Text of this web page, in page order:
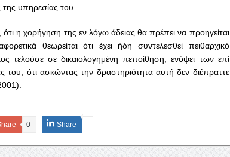
υπηρεσίας του.
η χορήγηση της εν λόγω άδειας θα πρέπει να προηγείται
θεωρείται ότι έχει ήδη συντελεσθεί πειθαρχικό
τελούσε σε δικαιολογημένη πεποίθηση, ενόψει των επί
του, ότι ασκώντας την δραστηριότητα αυτή δεν διέπραττε
0 Share